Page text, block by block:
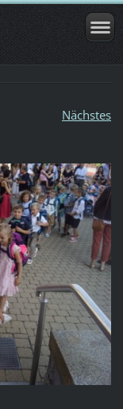
Nächstes